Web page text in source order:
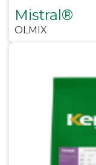
Mistral®
OLMIX